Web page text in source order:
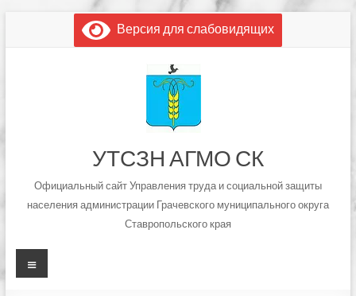
содержимому
Версия для слабовидящих
УТСЗН АГМО СК
Официальный сайт Управления труда и социальной защиты
населения администрации Грачевского муниципального округа
Ставропольского края
Меню